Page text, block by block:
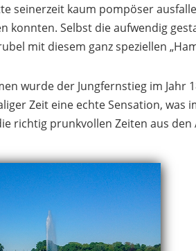
seinerzeit kaum pompöser
konnten. Selbst die aufwendig
mit diesem ganz speziellen
wurde der Jungfernstieg im Jahr
Zeit eine echte Sensation,
richtig prunkvollen Zeiten aus